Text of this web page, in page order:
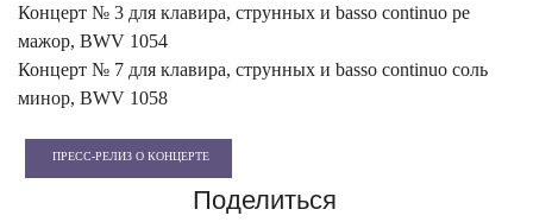
Концерт № 3 для клавира, струнных и basso continuo ре
мажор, BWV 1054
Концерт № 7 для клавира, струнных и basso continuo соль
минор, BWV 1058
ПРЕСС-РЕЛИЗ О КОНЦЕРТЕ
Поделиться